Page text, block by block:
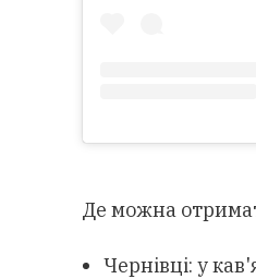
Де можна
Чернівці: у